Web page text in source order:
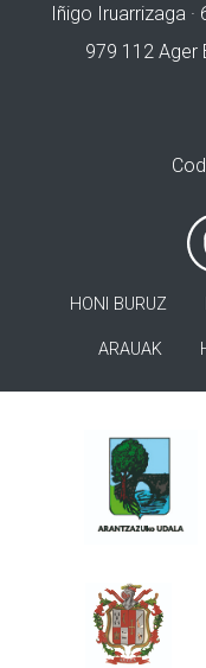
Iñigo Iruarrizaga ·
979 112 Ager
HONI BURUZ
ARAUAK